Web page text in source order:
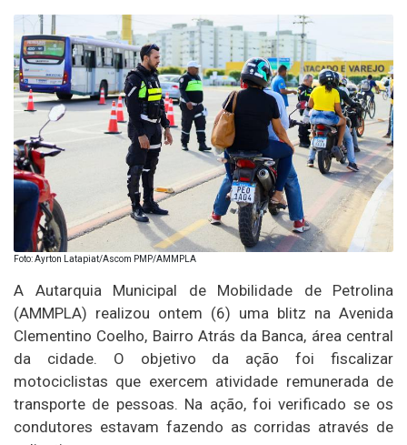
Foto: Ayrton Latapiat/Ascom PMP/AMMPLA
A Autarquia Municipal de Mobilidade de Petrolina
(AMMPLA) realizou ontem (6) uma blitz na Avenida
Clementino Coelho, Bairro Atrás da Banca, área central
da cidade. O objetivo da ação foi fiscalizar
motociclistas que exercem atividade remunerada de
transporte de pessoas. Na ação, foi verificado se os
condutores estavam fazendo as corridas através de